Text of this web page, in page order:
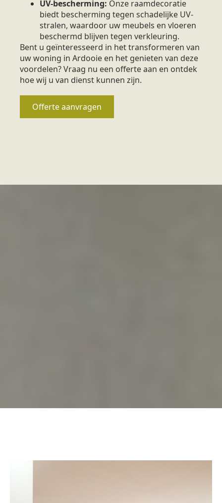
UV-bescherming: Onze raamdecoratie
biedt bescherming tegen schadelijke UV-
stralen, waardoor uw meubels en vloeren
beschermd blijven tegen verkleuring.
Bent u geïnteresseerd in het transformeren van
uw woning in Ardooie en het genieten van deze
voordelen? Vraag nu een offerte aan en ontdek
hoe wij u van dienst kunnen zijn.
Offerte aanvragen